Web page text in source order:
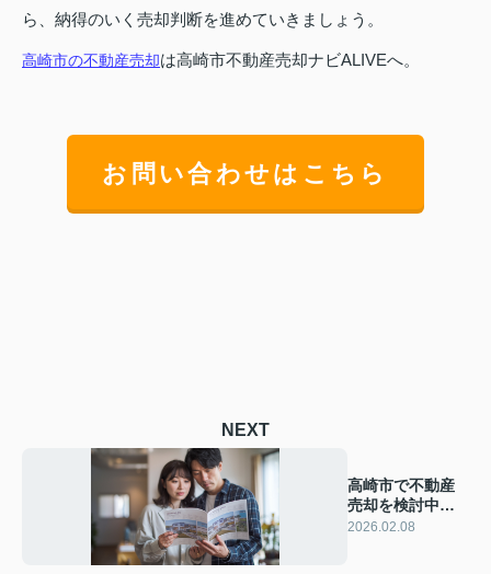
ら、納得のいく売却判断を進めていきましょう。
高崎市の不動産売却は高崎市不動産売却ナビALIVEへ。
お問い合わせはこちら
NEXT
高崎市で不動産
売却を検討中の
方必見！地域相
2026.02.08